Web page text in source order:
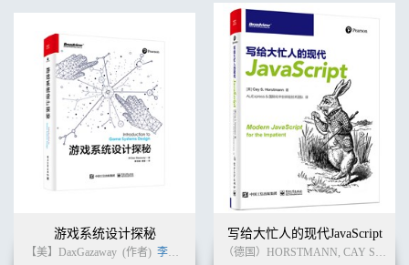
8.5 K 均值聚类 246
8.6 确定聚类数 256
第9 章 判别分析 266
9.1 判别分析基础 266
9.2 距离判别法 269
9.3 贝叶斯判别法 279
9.4 Fisher 判别法 301
第10 章 时间序列分析 310
10.3 平稳序列的预测 327
10.4 趋势序列的预测 335
游戏系统设计探秘
【美】DaxGazaway (作者) 李天颀 (译者)
写给大忙人的现代JavaScript
（德国）HORSTMANN, CAY S. (作者)